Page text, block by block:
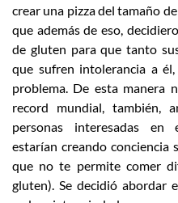
crear una pizza del tamaño
que además de eso,
de gluten para que tanto
que sufren intolerancia a
problema. De esta manera
record mundial, también,
personas interesadas en
estarían creando conciencia
que no te permite comer
gluten). Se decidió abordar